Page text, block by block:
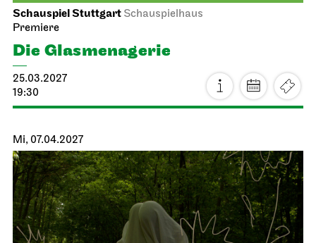
Schauspiel Stuttgart Schauspielhaus
Premiere
Die Glas­menagerie
25.03.2027
19:30
Mi, 07.04.2027